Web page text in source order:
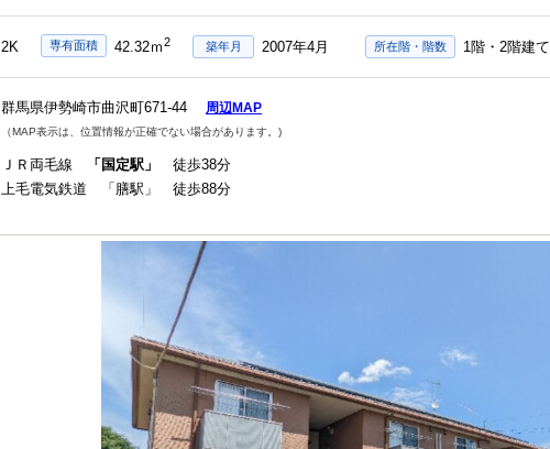
2K 専有面積 42.32ｍ2 築年月 2007年4月 所在階・階数 1階・2階建て
群馬県伊勢崎市曲沢町671-44 周辺MAP
（MAP表示は、位置情報が正確でない場合があります。)
ＪＲ両毛線 「国定駅」
徒歩38分
上毛電気鉄道 「膳駅」 徒歩88分